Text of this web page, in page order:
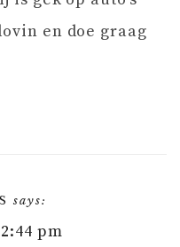
en doe graag
says:
pm